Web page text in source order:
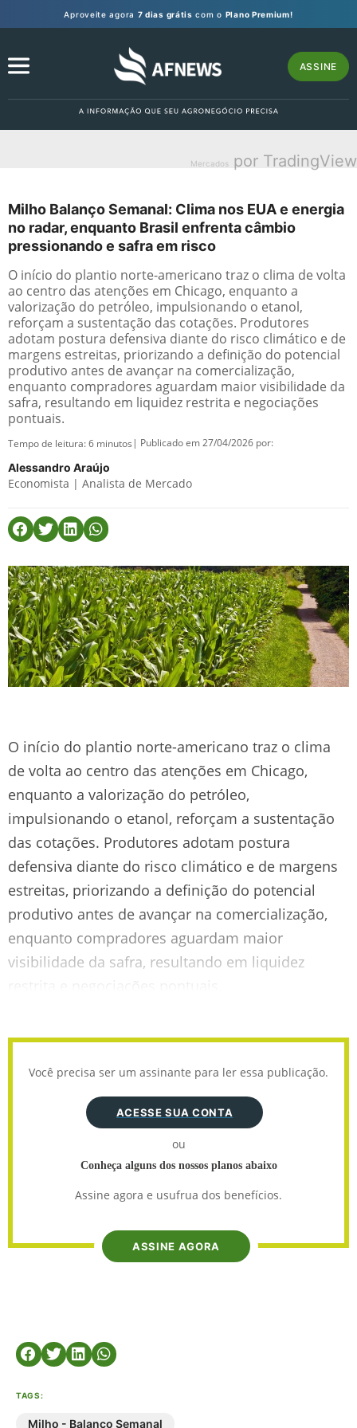
Aproveite agora 7 dias grátis com o Plano Premium!
ASSINE
Mercados por TradingView
Milho Balanço Semanal: Clima nos EUA e energia
no radar, enquanto Brasil enfrenta câmbio
pressionando e safra em risco
O início do plantio norte-americano traz o clima de volta
ao centro das atenções em Chicago, enquanto a
valorização do petróleo, impulsionando o etanol,
reforçam a sustentação das cotações. Produtores
adotam postura defensiva diante do risco climático e de
margens estreitas, priorizando a definição do potencial
produtivo antes de avançar na comercialização,
enquanto compradores aguardam maior visibilidade da
safra, resultando em liquidez restrita e negociações
pontuais.
Tempo de leitura:6 minutos | Publicado em 27/04/2026 por:
Alessandro Araújo
Economista | Analista de Mercado
O início do plantio norte-americano traz o clima
de volta ao centro das atenções em Chicago,
enquanto a valorização do petróleo,
impulsionando o etanol, reforçam a sustentação
das cotações. Produtores adotam postura
defensiva diante do risco climático e de margens
estreitas, priorizando a definição do potencial
produtivo antes de avançar na comercialização,
enquanto compradores aguardam maior
visibilidade da safra, resultando em liquidez
Você precisa ser um assinante para ler essa publicação.
ACESSE SUA CONTA
ou
Conheça alguns dos nossos planos abaixo
Assine agora e usufrua dos benefícios.
ASSINE AGORA
TAGS:
Milho - Balanço Semanal